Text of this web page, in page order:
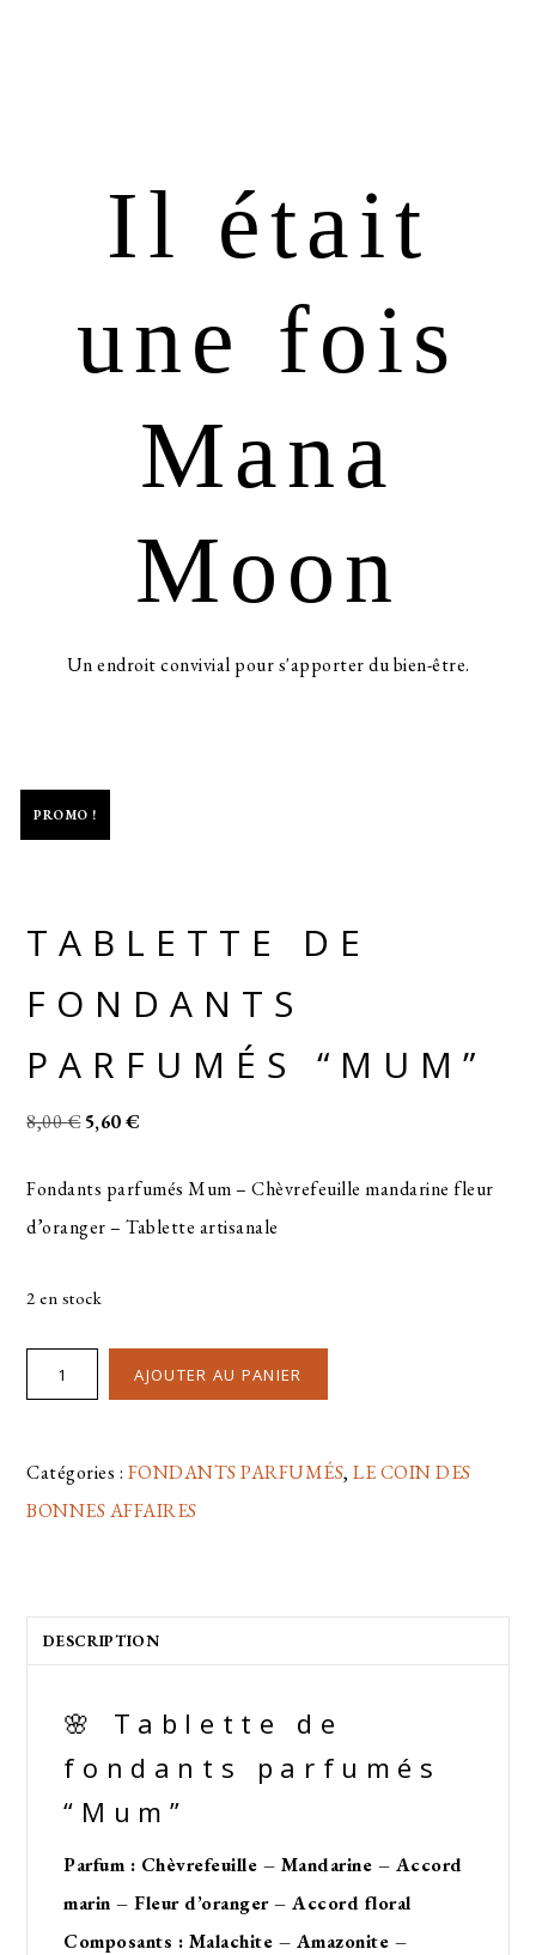
Il était
une fois
Mana
Moon
Un endroit convivial pour s'apporter du bien-être.
PROMO !
-30%
TABLETTE DE
FONDANTS
PARFUMÉS “MUM”
8,00€ 5,60€
Fondants parfumés Mum – Chèvrefeuille mandarine fleur
d’oranger – Tablette artisanale
2 en stock
AJOUTER AU PANIER
Catégories : FONDANTS PARFUMÉS,LE COIN DES
BONNES AFFAIRES
DESCRIPTION
🌸 Tablette de
fondants parfumés
“Mum”
Parfum : Chèvrefeuille – Mandarine – Accord
marin – Fleur d’oranger – Accord floral
Composants : Malachite – Amazonite –